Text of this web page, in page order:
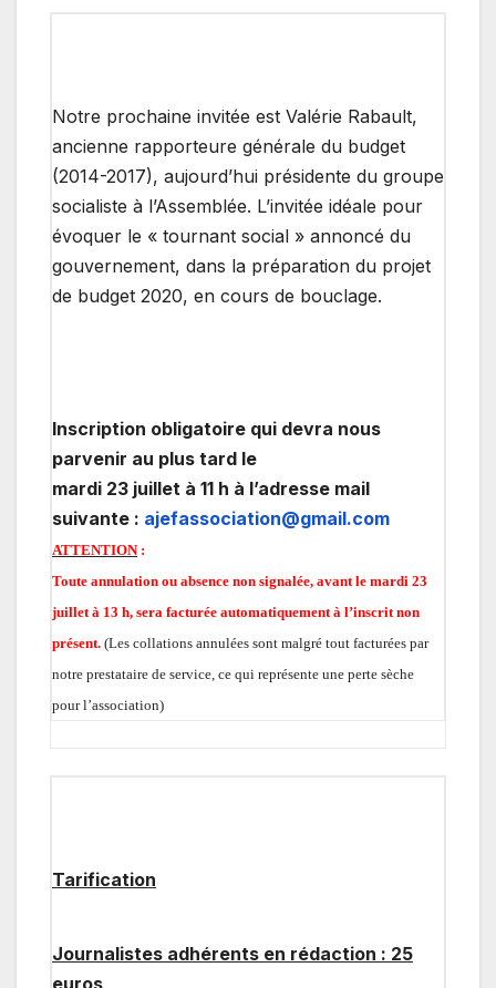
Notre prochaine invitée est Valérie Rabault,
ancienne rapporteure générale du budget
(2014-2017), aujourd’hui présidente du groupe
socialiste à l’Assemblée. L’invitée idéale pour
évoquer le « tournant social » annoncé du
gouvernement, dans la préparation du projet
de budget 2020, en cours de bouclage.
Inscription obligatoire qui devra nous
parvenir au plus tard le
mardi 23 juillet à 11 h à l’adresse mail
suivante : ajefassociation@gmail.com
ATTENTION:
Toute annulation ou absence non signalée, avant le mardi 23
juillet à 13 h, sera facturée automatiquement à l’inscrit non
présent. (Les collations annulées sont malgré tout facturées par
notre prestataire de service, ce qui représente une perte sèche
pour l’association)
Tarification
Journalistes adhérents en rédaction : 25
euros